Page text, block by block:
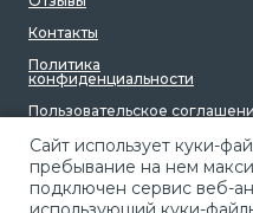
Caйт иcпoльзуeт куки-
пpeбывaниe нa нeм
пoдключeн cepвиc вeб-
Контакты
Политика
конфиденциальности
Пользовательское